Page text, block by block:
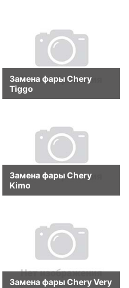
Замена фары Chery
Tiggo
Замена фары Chery
Kimo
Замена фары Chery Very